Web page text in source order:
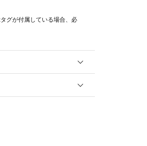
グが付属している場合、必